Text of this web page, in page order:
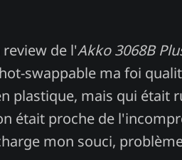
review de l'Akko 3068B
swappable ma foi
plastique, mais qui était
était proche de
mon souci,